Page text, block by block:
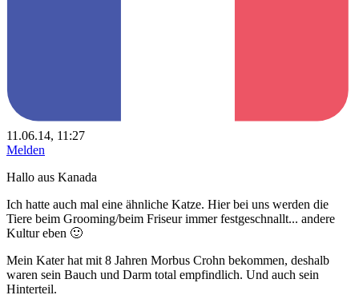
11.06.14, 11:27
Melden
Hallo aus Kanada
Ich hatte auch mal eine ähnliche Katze. Hier bei uns werden die
Tiere beim Grooming/beim Friseur immer festgeschnallt... andere
Kultur eben 🙂
Mein Kater hat mit 8 Jahren Morbus Crohn bekommen, deshalb
waren sein Bauch und Darm total empfindlich. Und auch sein
Hinterteil.